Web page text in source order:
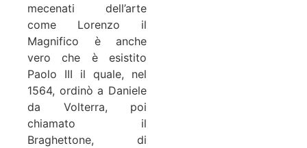
mecenati dell’arte
come Lorenzo il
Magnifico è anche
vero che è esistito
Paolo III il quale, nel
1564, ordinò a Daniele
da Volterra, poi
chiamato il
Braghettone, di